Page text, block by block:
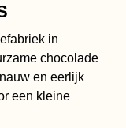
in
chocolade
en eerlijk
een kleine